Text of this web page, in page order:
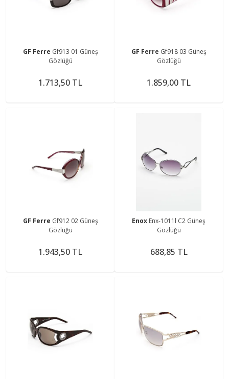
GF Ferre Gf913 01 Güneş
Gözlüğü
1.713,50 TL
GF Ferre Gf918 03 Güneş
Gözlüğü
1.859,00 TL
GF Ferre Gf912 02 Güneş
Gözlüğü
1.943,50 TL
Enox Enx-1011l C2 Güneş
Gözlüğü
688,85 TL